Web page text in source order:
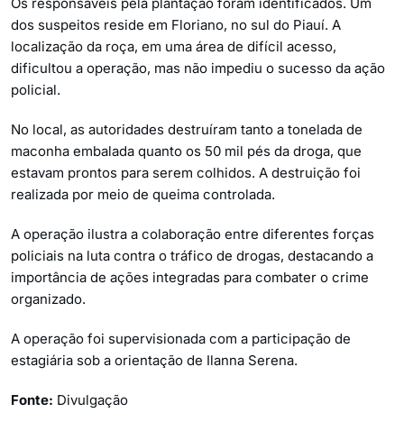
dos suspeitos reside em Floriano, no sul do Piauí. A
localização da roça, em uma área de difícil acesso,
dificultou a operação, mas não impediu o sucesso da ação
policial.
No local, as autoridades destruíram tanto a tonelada de
maconha embalada quanto os 50 mil pés da droga, que
estavam prontos para serem colhidos. A destruição foi
realizada por meio de queima controlada.
A operação ilustra a colaboração entre diferentes forças
policiais na luta contra o tráfico de drogas, destacando a
importância de ações integradas para combater o crime
organizado.
A operação foi supervisionada com a participação de
estagiária sob a orientação de Ilanna Serena.
Fonte: Divulgação